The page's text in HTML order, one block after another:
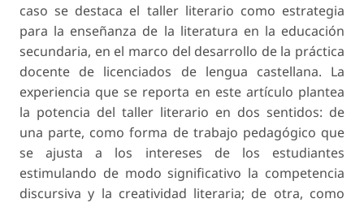
caso se destaca el taller literario como estrategia
para la enseñanza de la literatura en la educación
secundaria, en el marco del desarrollo de la práctica
docente de licenciados de lengua castellana. La
experiencia que se reporta en este artículo plantea
la potencia del taller literario en dos sentidos: de
una parte, como forma de trabajo pedagógico que
se ajusta a los intereses de los estudiantes
estimulando de modo significativo la competencia
discursiva y la creatividad literaria; de otra, como